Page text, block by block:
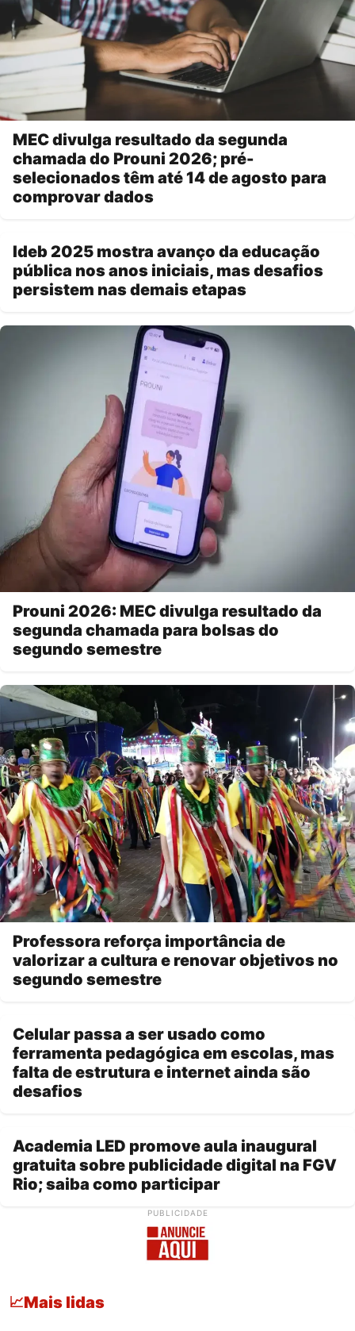
MEC divulga resultado da segunda
chamada do Prouni 2026; pré-
selecionados têm até 14 de agosto para
comprovar dados
Ideb 2025 mostra avanço da educação
pública nos anos iniciais, mas desafios
persistem nas demais etapas
Prouni 2026: MEC divulga resultado da
segunda chamada para bolsas do
segundo semestre
Professora reforça importância de
valorizar a cultura e renovar objetivos no
segundo semestre
Celular passa a ser usado como
ferramenta pedagógica em escolas, mas
falta de estrutura e internet ainda são
desafios
Academia LED promove aula inaugural
gratuita sobre publicidade digital na FGV
Rio; saiba como participar
PUBLICIDADE
📈Mais lidas